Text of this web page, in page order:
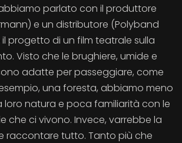
parlato con il produttore
e un distributore (Polyband
progetto di un film teatrale sulla
Visto che le brughiere, umide e
adatte per passeggiare, come
una foresta, abbiamo meno
loro natura e poca familiarità con le
che ci vivono. Invece, varrebbe la
raccontare tutto. Tanto più che